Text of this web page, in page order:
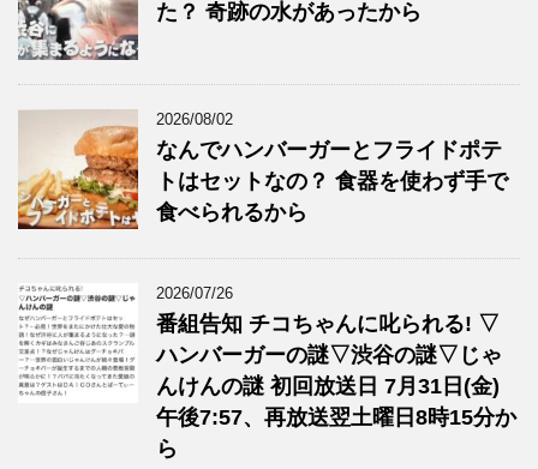
た？ 奇跡の水があったから
2026/08/02
なんでハンバーガーとフライドポテ
トはセットなの？ 食器を使わず手で
食べられるから
2026/07/26
番組告知 チコちゃんに叱られる! ▽
ハンバーガーの謎▽渋谷の謎▽じゃ
んけんの謎 初回放送日 7月31日(金)
午後7:57、再放送翌土曜日8時15分か
ら